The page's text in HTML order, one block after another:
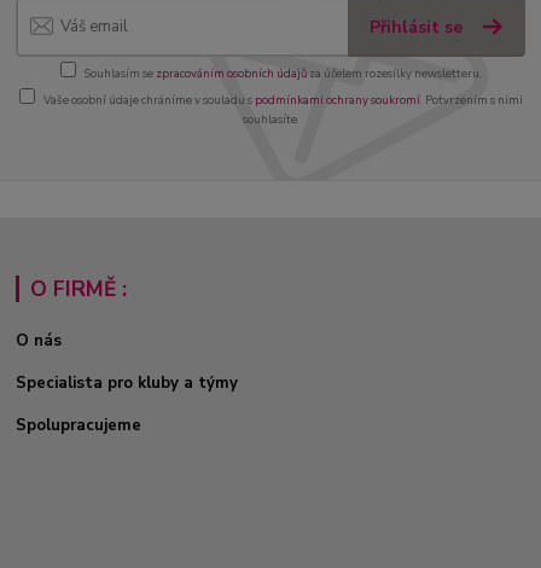
Přihlásit se
Souhlasím se zpracováním osobních údajůza účelem rozesílky newsletteru.
Vaše osobní údaje chráníme v souladu s podmínkami ochrany soukromí. Potvrzením s nimi
souhlasíte.
O FIRMĚ :
O nás
Specialista pro kluby a týmy
Spolupracujeme